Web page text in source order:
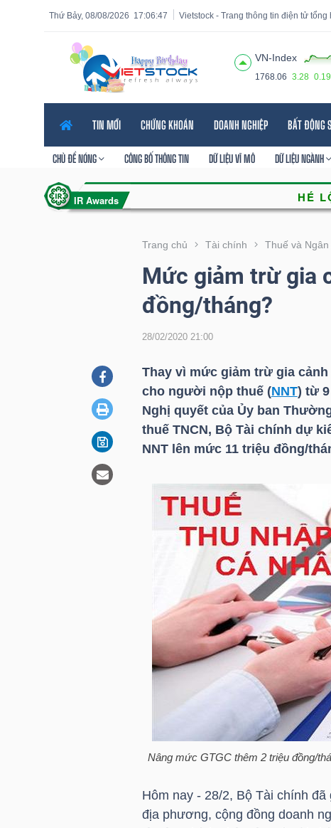
17:06:48
Thứ Bảy, 08/08/2026 Vietstock - Trang thông tin điện tử tổng
VN-Index
1768.06 3.28
TIN MỚI CHỨNG KHOÁN DOANH NGHIỆP BẤT ĐỘNG
CHỦ ĐỀ NÓNG CÔNG BỐ THÔNG TIN DỮ LIỆU VĨ MÔ DỮ LIỆU NGÀNH
Trang chủ Tài chính Thuế và Ngân
Mức giảm trừ gia
đồng/tháng?
28/02/2020 21:00
Thay vì mức giảm trừ gia cảnh
cho người nộp thuế (NNT) từ
Nghị quyết của Ủy ban
thuế TNCN, Bộ Tài chính dự
NNTlên mức 11 triệu đồng/
Nâng mức GTGC thêm 2 triệu đồng/
Hôm nay - 28/2, Bộ Tài chính
địa phương, cộng đồng doanh
Tính năng
năng
VIETSTOCK